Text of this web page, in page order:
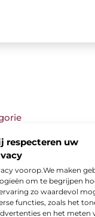
respecteren uw
voorop.We maken
om te begrijpen
zo waardevol
functies, zoals het
en het meten